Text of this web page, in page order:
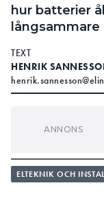
hur batterier
långsammare
TEXT
HENRIK
håller 6
Varje full
Cykelgarantin
ELTEKNIK OCH